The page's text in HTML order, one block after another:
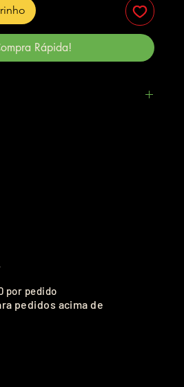
Rápida!
por pedido
pedidos acima de